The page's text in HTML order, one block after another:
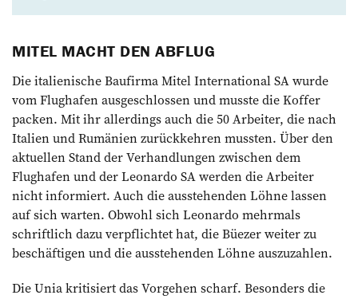
MITEL MACHT DEN ABFLUG
Die italienische Baufirma Mitel International SA wurde
vom Flughafen ausgeschlossen und musste die Koffer
packen. Mit ihr ­allerdings auch die 50 Arbeiter, die nach
Italien und Rumänien zurückkehren mussten. Über den
aktuellen Stand der Verhandlungen zwischen dem
Flughafen und der Leonardo SA werden die Arbeiter
nicht informiert. Auch die ausstehenden Löhne lassen
auf sich warten. Obwohl sich Leonardo mehr­mals
schriftlich dazu verpflichtet hat, die Büezer weiter zu
beschäftigen und die ausstehenden Löhne auszuzahlen.
Die Unia kritisiert das Vorgehen scharf. Besonders die